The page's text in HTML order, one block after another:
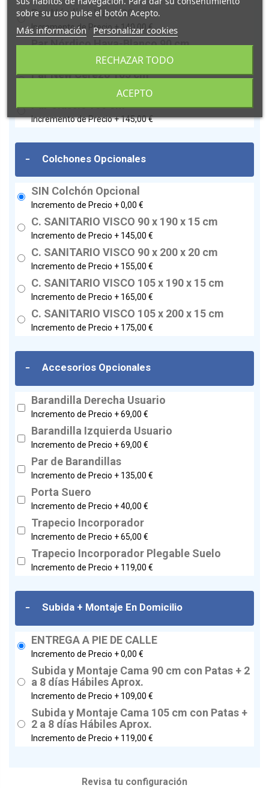
Par Nórdico Haya 90 cm
Incremento de Precio +140,00 €
Par Nórdico Haya-Blanco 90 cm
Incremento de Precio +140,00 €
Par New Cerezo 105 cm
Incremento de Precio + 110,00 €
Par Classic 105 cm
Incremento de Precio +145,00 €
- Colchones Opcionales
SIN Colchón Opcional
Incremento de Precio +0,00 €
C. SANITARIO VISCO 90 x 190 x 15 cm
Incremento de Precio + 145,00 €
C. SANITARIO VISCO 90 x 200 x 20 cm
Incremento de Precio + 155,00 €
C. SANITARIO VISCO 105 x 190 x 15 cm
Incremento de Precio + 165,00 €
C. SANITARIO VISCO 105 x 200 x 15 cm
Incremento de Precio + 175,00 €
- Accesorios Opcionales
Barandilla Derecha Usuario
Incremento de Precio +69,00 €
Barandilla Izquierda Usuario
Incremento de Precio +69,00 €
Par de Barandillas
Incremento de Precio + 135,00 €
Porta Suero
Incremento de Precio +40,00 €
Trapecio Incorporador
Incremento de Precio +65,00 €
Trapecio Incorporador Plegable Suelo
Incremento de Precio + 119,00 €
- Subida + Montaje En Domicilio
ENTREGA A PIE DE CALLE
Incremento de Precio +0,00 €
Subida y Montaje Cama 90 cm con Patas + 2
a 8 días Hábiles Aprox.
Incremento de Precio + 109,00 €
Subida y Montaje Cama 105 cm con Patas +
2 a 8 días Hábiles Aprox.
Incremento de Precio + 119,00 €
Revisa tu configuración
sobre su uso pulse el botón Acepto.
Más información Personalizar cookies
RECHAZAR TODO
ACEPTO